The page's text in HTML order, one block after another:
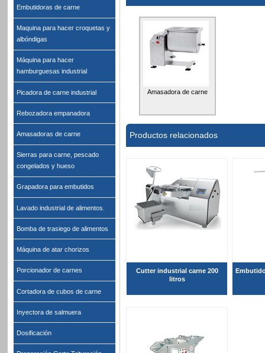
Embutidoras de carne
Maquina para hacer croquetas y
albóndigas
Máquina para hacer
hamburguesas industrial
Picadora de carne industrial
Rebozadora empanadora
Amasadoras de carne
Sierras para carne, pescado
congelados y hueso
Grapadora para embutidos
Lavado industrial de alimentos.
Bomba de trasiego de alimentos
Máquina de atar chorizos
Porcionador de carnes
Cortadora de cubos de carne
Inyectora de salmuera
Dosificación
Amasadora de carne
Productos relacionados
Cutter industrial carne 200
litros